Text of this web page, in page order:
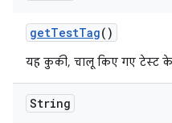
getTestTag()
यह कुकी, चालू किए गए टेस्ट के
String